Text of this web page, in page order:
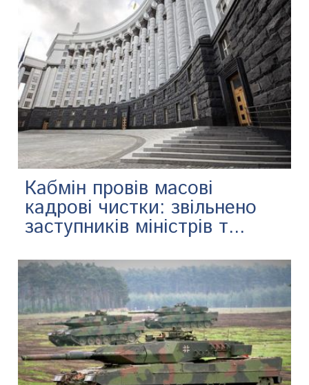
Кабмін провів масові
кадрові чистки: звільнено
заступників міністрів т...